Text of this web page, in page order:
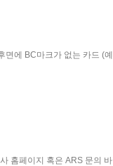
에 BC마크가 없는 카드 (
홈페이지 혹은 ARS 문의